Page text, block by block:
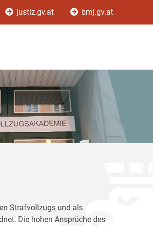
justiz.gv.at bmj.gv.at
Strafvollzugs und als
Die hohen Ansprüche des